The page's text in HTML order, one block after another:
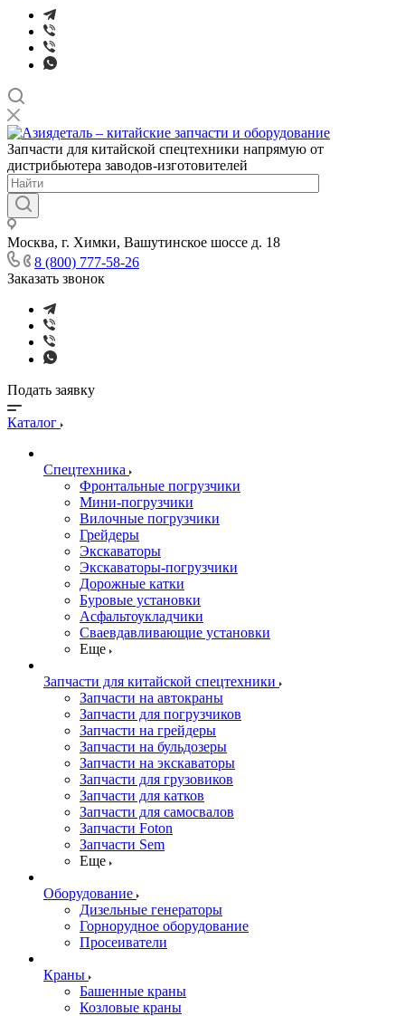
Запчасти для китайской спецтехники напрямую от
дистрибьютера заводов-изготовителей
Москва, г. Химки, Вашутинское шоссе д. 18
8 (800) 777-58-26
Заказать звонок
Подать заявку
Каталог
Спецтехника
Фронтальные погрузчики
Мини-погрузчики
Вилочные погрузчики
Грейдеры
Экскаваторы
Экскаваторы-погрузчики
Дорожные катки
Буровые установки
Асфальтоукладчики
Сваевдавливающие установки
Еще
Запчасти для китайской спецтехники
Запчасти на автокраны
Запчасти для погрузчиков
Запчасти на грейдеры
Запчасти на бульдозеры
Запчасти на экскаваторы
Запчасти для грузовиков
Запчасти для катков
Запчасти для самосвалов
Запчасти Foton
Запчасти Sem
Еще
Оборудование
Дизельные генераторы
Горнорудное оборудование
Просеиватели
Краны
Башенные краны
Козловые краны